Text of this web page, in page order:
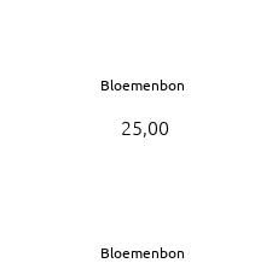
Bloemenbon
25,00
Bloemenbon